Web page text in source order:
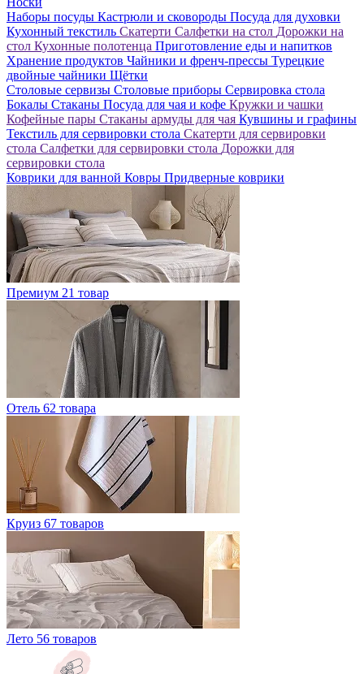
Наборы посуды Кастрюли и сковороды Посуда для духовки
Кухонный текстиль Скатерти Салфетки на стол Дорожки на
стол Кухонные полотенца Приготовление еды и напитков
Хранение продуктов Чайники и френч-прессы Турецкие
двойные чайники Щётки
Столовые сервизы Столовые приборы Сервировка стола
Бокалы Стаканы Посуда для чая и кофе Кружки и чашки
Кофейные пары Стаканы армуды для чая Кувшины и графины
Текстиль для сервировки стола Скатерти для сервировки
стола Салфетки для сервировки стола Дорожки для
сервировки стола
Коврики для ванной Ковры Придверные коврики
Премиум 21 товар
Отель 62 товара
Круиз 67 товаров
Лето 56 товаров